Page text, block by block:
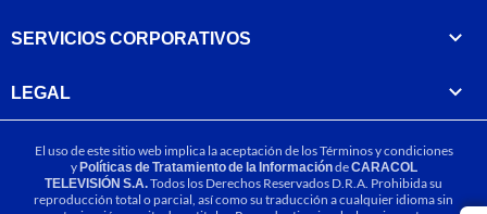
SERVICIOS CORPORATIVOS
LEGAL
El uso de este sitio web implica la aceptación de losTérminos y condiciones
yPolíticas de Tratamiento de la InformacióndeCARACOL
TELEVISIÓN S.A.Todos los Derechos Reservados D.R.A. Prohibida su
reproducción total o parcial, así como su traducción a cualquier idioma sin